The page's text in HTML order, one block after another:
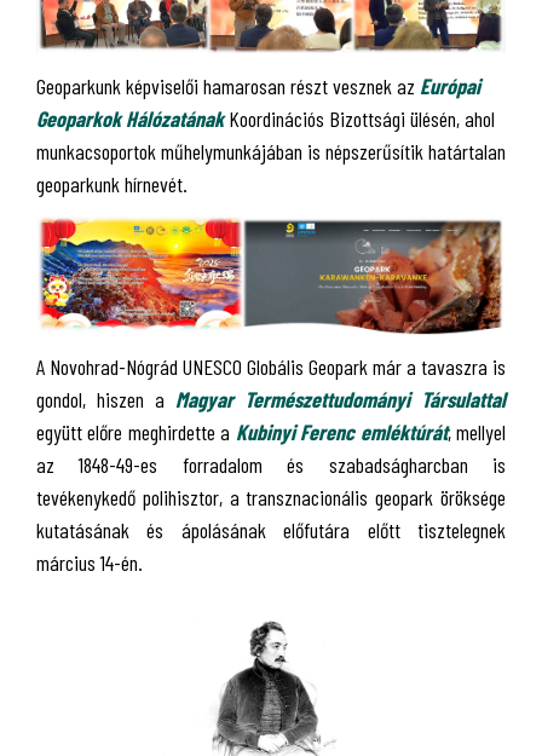
Geoparkunk képviselői hamarosan részt vesznek az Európai
Geoparkok HálózatánakKoordinációs Bizottsági ülésén, ahol
munkacsoportok műhelymunkájában is népszerűsítik határtalan
geoparkunk hírnevét.
A Novohrad-Nógrád UNESCO Globális Geopark már a tavaszra is
gondol, hiszen a Magyar Természettudományi Társulattal
együtt előre meghirdette a Kubinyi Ferenc emléktúrát, mellyel
az 1848-49-es forradalom és szabadságharcban is
tevékenykedő polihisztor, a transznacionális geopark öröksége
kutatásának és ápolásának előfutára előtt tisztelegnek
március 14-én.